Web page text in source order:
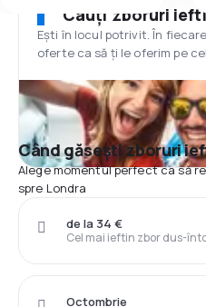
Cauți zboruri
Ești în locul potrivit. În
oferte ca să ți le oferim pe
Când găsești zboruri
Alege momentul perfect ca să
spre Londra
Cel mai ieftin zbor dus-
de la 34 €
Octombrie